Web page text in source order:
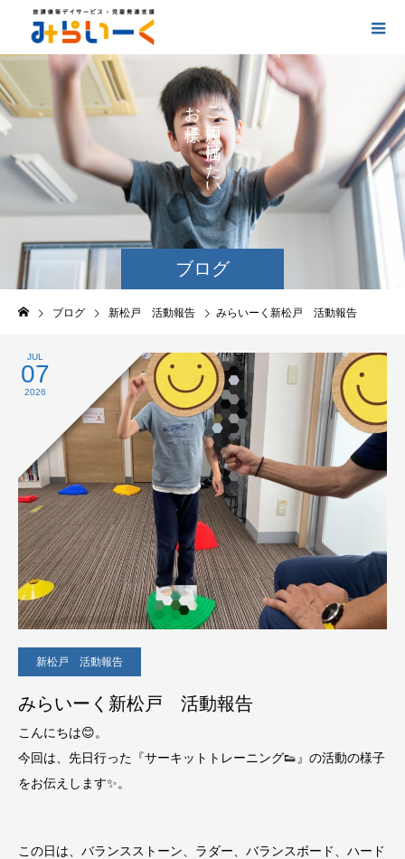
ブログ
ご
に
け
た
い
お
の
の
ブログ 新松戸 活動報告 みらいーく新松戸 活動報告
JUL
07
2026
新松戸 活動報告
みらいーく新松戸 活動報告
こんにちは😊。
今回は、先日行った『サーキットトレーニング👟』の活動の様子
をお伝えします✨。
この日は、バランスストーン、ラダー、バランスボード、ハード